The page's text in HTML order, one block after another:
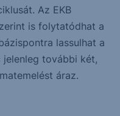
Az EKB
is folytatódhat a
lassulhat a
jelenleg további két,
áraz.